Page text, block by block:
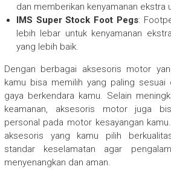
dan memberikan kenyamanan ekstra
IMS Super Stock Foot Pegs:
lebih lebar untuk kenyamanan
yang lebih baik.
Dengan berbagai aksesoris motor
kamu bisa memilih yang paling sesuai
gaya berkendara kamu. Selain
keamanan, aksesoris motor juga
personal pada motor kesayangan
aksesoris yang kamu pilih
standar keselamatan agar
menyenangkan dan aman.